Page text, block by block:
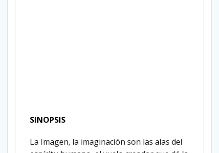
SINOPSIS
La Imagen, la imaginación son las alas del